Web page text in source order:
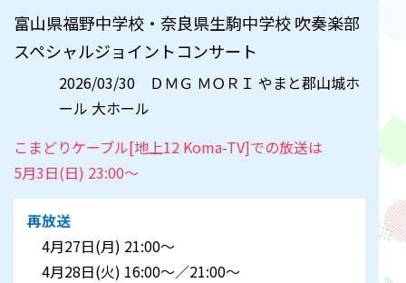
富山県福野中学校・奈良県生駒中学校 吹奏楽部
スペシャルジョイントコンサート
2026/03/30 ＤＭＧ ＭＯＲＩ やまと郡山城ホ
ール 大ホール
こまどりケーブル[地上12 Koma-TV]での放送は
5月3日(日) 23:00～
再放送
4月27日(月) 21:00～
4月28日(火) 16:00～／21:00～